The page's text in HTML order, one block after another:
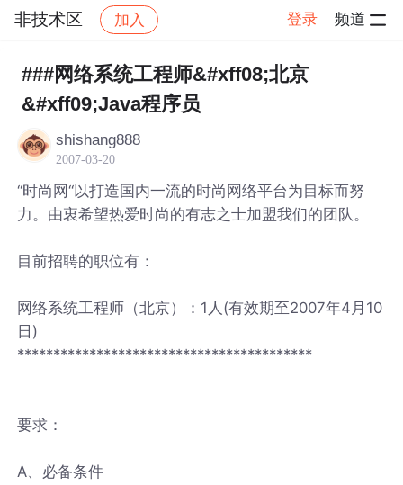
非技术区 加入 登录 频道
社区 非技术区 帖子详情
###网络系统工程师&#xff08;北京
&#xff09;Java程序员
shishang888
2007-03-20
“时尚网“以打造国内一流的时尚网络平台为目标而努
力。由衷希望热爱时尚的有志之士加盟我们的团队。
目前招聘的职位有：
网络系统工程师（北京）：1人(有效期至2007年4月10
日)
*****************************************
要求：
A、必备条件